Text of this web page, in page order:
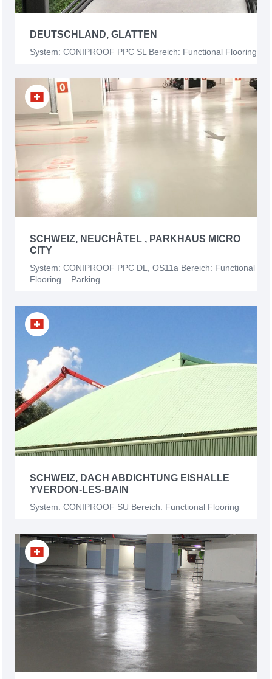
DEUTSCHLAND, GLATTEN
System: CONIPROOF PPC SL Bereich: Functional Flooring
SCHWEIZ, NEUCHÂTEL , PARKHAUS MICRO
CITY
System: CONIPROOF PPC DL, OS11a Bereich: Functional
Flooring – Parking
SCHWEIZ, DACH ABDICHTUNG EISHALLE
YVERDON-LES-BAIN
System: CONIPROOF SU Bereich: Functional Flooring